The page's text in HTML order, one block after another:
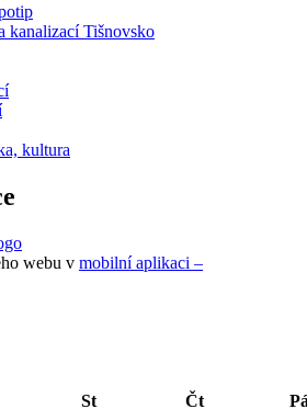
kanalizací Tišnovsko
kultura
webu v mobilní aplikaci –
St Čt